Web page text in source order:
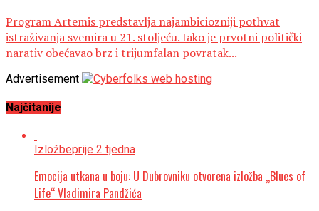
Program Artemis predstavlja najambiciozniji pothvat
istraživanja svemira u 21. stoljeću. Iako je prvotni politički
narativ obećavao brz i trijumfalan povratak...
Advertisement
Najčitanije
Izložbeprije 2 tjedna
Emocija utkana u boju: U Dubrovniku otvorena izložba „Blues of
Life“ Vladimira Pandžića